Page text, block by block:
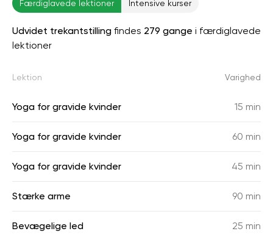
Færdiglavede lektioner Intensive kurser
Udvidet trekantstilling findes 279 gange i færdiglavede
lektioner
Lektion Varighed
Yoga for gravide kvinder 15 min
Yoga for gravide kvinder 60 min
Yoga for gravide kvinder 45 min
Stærke arme 90 min
Bevægelige led 25 min